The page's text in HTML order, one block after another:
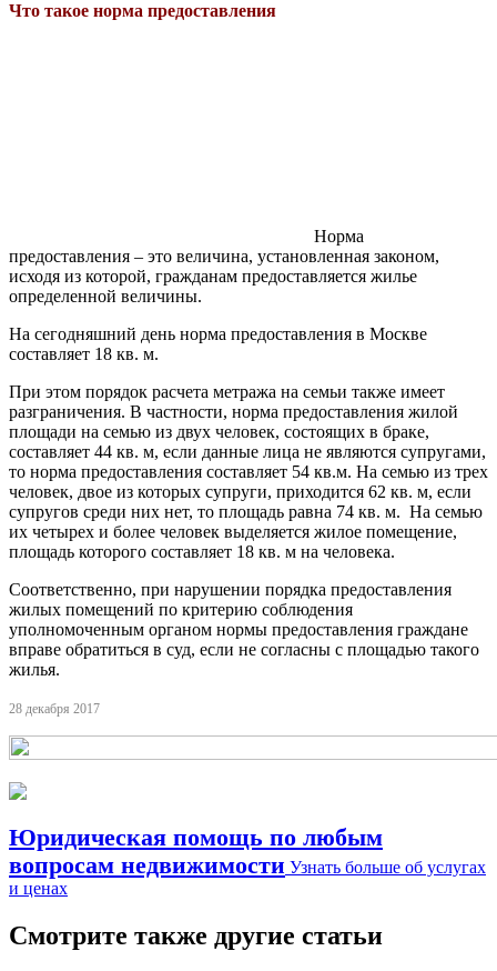
Что такое норма предоставления
Норма
предоставления – это величина, установленная законом,
исходя из которой, гражданам предоставляется жилье
определенной величины.
На сегодняшний день норма предоставления в Москве
составляет 18 кв. м.
При этом порядок расчета метража на семьи также имеет
разграничения. В частности, норма предоставления жилой
площади на семью из двух человек, состоящих в браке,
составляет 44 кв. м, если данные лица не являются супругами,
то норма предоставления составляет 54 кв.м. На семью из трех
человек, двое из которых супруги, приходится 62 кв. м, если
супругов среди них нет, то площадь равна 74 кв. м. На семью
их четырех и более человек выделяется жилое помещение,
площадь которого составляет 18 кв. м на человека.
Соответственно, при нарушении порядка предоставления
жилых помещений по критерию соблюдения
уполномоченным органом нормы предоставления граждане
вправе обратиться в суд, если не согласны с площадью такого
жилья.
28 декабря 2017
Юридическая помощь по любым
вопросам недвижимости Узнать больше об услугах
и ценах
Смотрите также другие статьи